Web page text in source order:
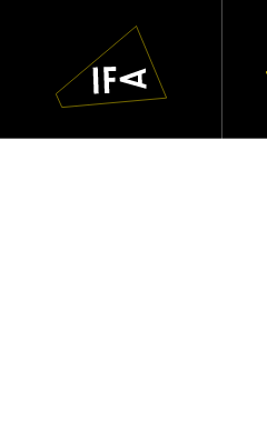
Navigatie
overslaan